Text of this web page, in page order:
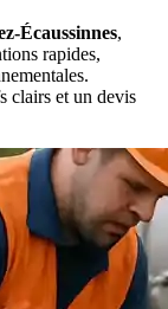
Écaussinnes,
rapides,
clairs et un devis